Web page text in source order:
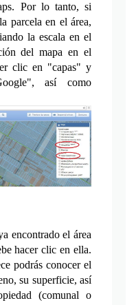
Por lo tanto, si
parcela en el área,
la escala en el
del mapa en el
clic en "capas" y
así como
encontrado el área
hacer clic en ella.
podrás conocer el
su superficie, así
(comunal o